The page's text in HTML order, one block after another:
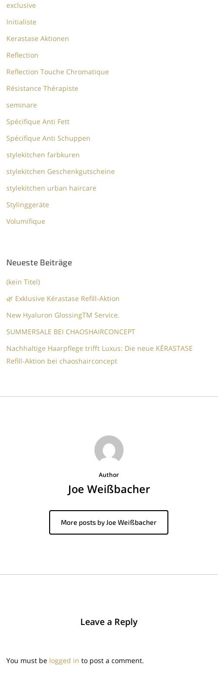
exclusive
Initialiste
Kerastase Aktionen
Reflection
Reflection Touche Chromatique
Résistance Thérapiste
seminare
Spécifique Anti Fett
Spécifique Anti Schuppen
stylekitchen farbkuren
stylekitchen Geschenkgutscheine
stylekitchen urban haircare
Stylinggeräte
Volumifique
Neueste Beiträge
(kein Titel)
🌿 Exklusive Kérastase Refill-Aktion
New Hyaluron GlossingTM​ Service.​
SUMMERSALE BEI CHAOSHAIRCONCEPT
Nachhaltige Haarpflege trifft Luxus: Die neue KÉRASTASE
Refill-Aktion bei chaoshairconcept
Author
Joe Weißbacher
More posts by Joe Weißbacher
Leave a Reply
You must be logged in to post a comment.